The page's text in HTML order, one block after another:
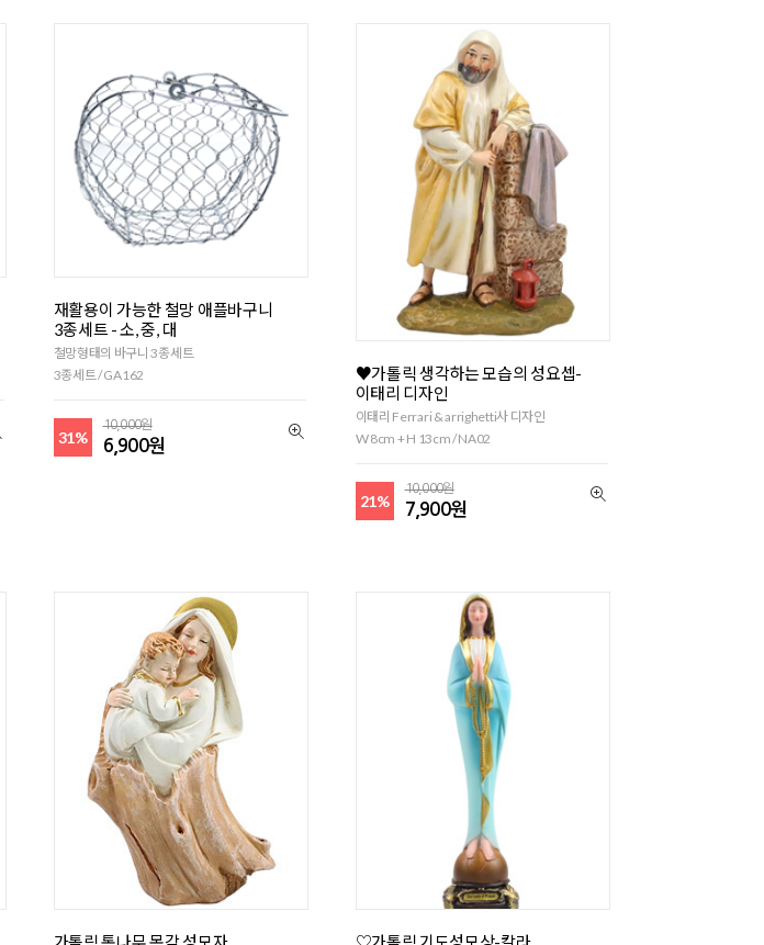
재활용이 가능한 철망 애플바구니
3종세트 - 소, 중, 대
철망형태의 바구니 3종세트
3종세트 / GA162
31%
10,000원
6,900원
♥가톨릭 생각하는 모습의 성요셉-
이태리 디자인
이태리 Ferrari & arrighetti사 디자인
W 8cm + H 13cm / NA02
21%
10,000원
7,900원